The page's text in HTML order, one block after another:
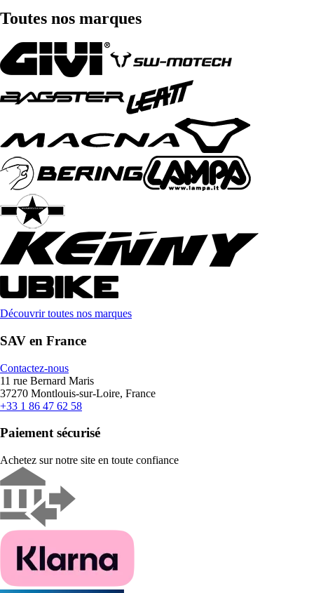
Toutes nos marques
Découvrir toutes nos marques
SAV en France
Contactez-nous
11 rue Bernard Maris
37270 Montlouis-sur-Loire, France
+33 1 86 47 62 58
Paiement sécurisé
Achetez sur notre site en toute confiance